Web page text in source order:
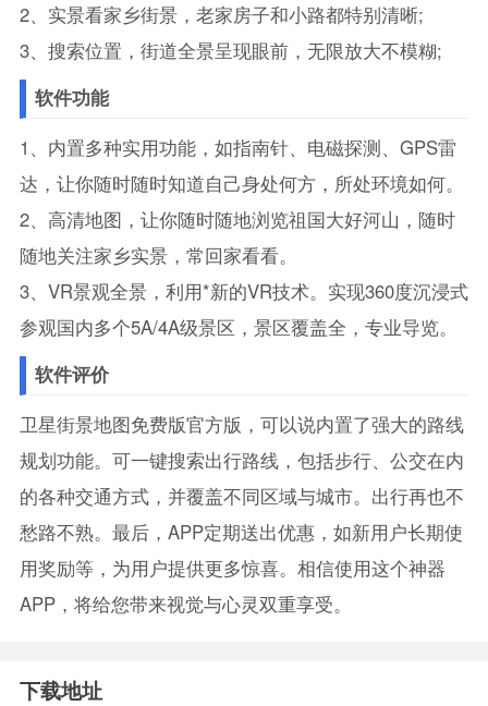
2、实景看家乡街景，老家房子和小路都特别清晰;
3、搜索位置，街道全景呈现眼前，无限放大不模糊;
软件功能
1、内置多种实用功能，如指南针、电磁探测、GPS雷
达，让你随时随时知道自己身处何方，所处环境如何。
2、高清地图，让你随时随地浏览祖国大好河山，随时
随地关注家乡实景，常回家看看。
3、VR景观全景，利用*新的VR技术。实现360度沉浸式
参观国内多个5A/4A级景区，景区覆盖全，专业导览。
软件评价
卫星街景地图免费版官方版，可以说内置了强大的路线
规划功能。可一键搜索出行路线，包括步行、公交在内
的各种交通方式，并覆盖不同区域与城市。出行再也不
愁路不熟。最后，APP定期送出优惠，如新用户长期使
用奖励等，为用户提供更多惊喜。相信使用这个神器
APP，将给您带来视觉与心灵双重享受。
下载地址